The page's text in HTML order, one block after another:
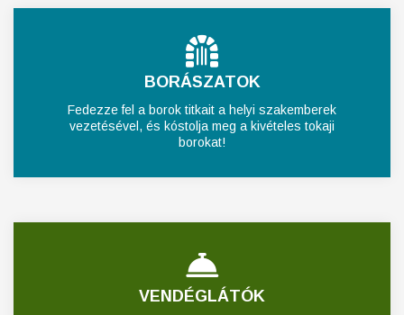
BORÁSZATOK
Fedezze fel a borok titkait a helyi szakemberek
vezetésével, és kóstolja meg a kivételes tokaji
borokat!
VENDÉGLÁTÓK